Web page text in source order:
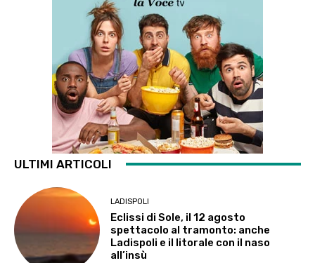
ULTIMI ARTICOLI
LADISPOLI
Eclissi di Sole, il 12 agosto
spettacolo al tramonto: anche
Ladispoli e il litorale con il naso
all’insù